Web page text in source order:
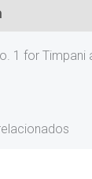
1 for Timpani